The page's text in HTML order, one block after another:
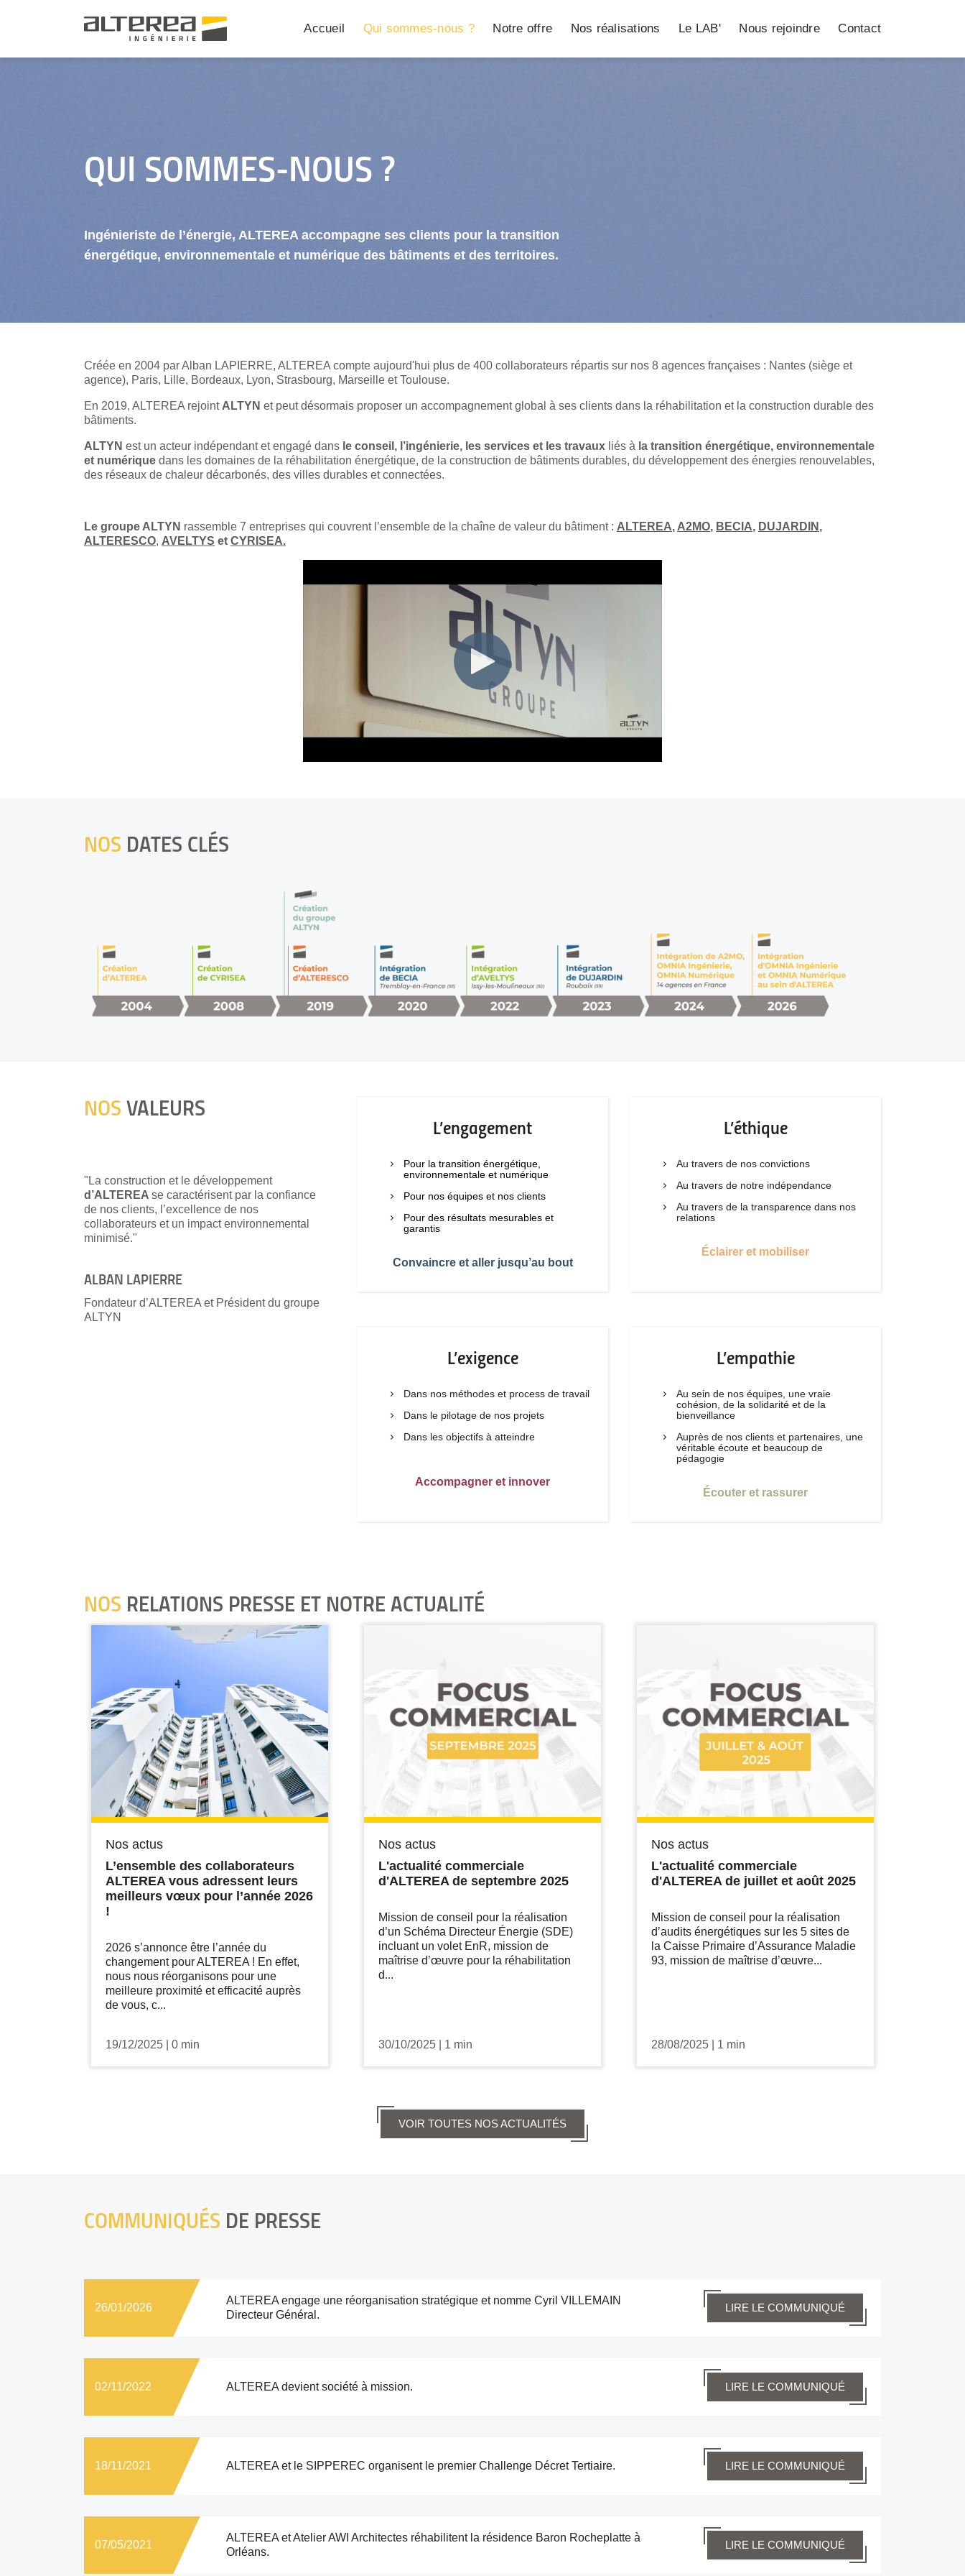
Accueil Qui sommes-nous ? Notre offre Nos réalisations Le LAB' Nous rejoindre Contact
QUI SOMMES-NOUS ?
Ingénieriste de l’énergie, ALTEREA accompagne ses clients pour la transition
énergétique, environnementale et numérique des bâtiments et des territoires.
Créée en 2004 par Alban LAPIERRE, ALTEREA compte aujourd'hui plus de 400 collaborateurs répartis sur nos 8 agences françaises : Nantes (siège et
agence), Paris, Lille, Bordeaux, Lyon, Strasbourg, Marseille et Toulouse.
En 2019, ALTEREA rejoint ALTYN et peut désormais proposer un accompagnement global à ses clients dans la réhabilitation et la construction durable des
bâtiments.
ALTYN est un acteur indépendant et engagé dans le conseil, l’ingénierie, les services et les travaux liés à la transition énergétique, environnementale
et numérique dans les domaines de la réhabilitation énergétique, de la construction de bâtiments durables, du développement des énergies renouvelables,
des réseaux de chaleur décarbonés, des villes durables et connectées.
Le groupe ALTYN rassemble 7 entreprises qui couvrent l’ensemble de la chaîne de valeur du bâtiment : ALTEREA, A2MO, BECIA, DUJARDIN ,
ALTERESCO, AVELTYS et CYRISEA.
NOS DATES CLÉS
NOS VALEURS
"La construction et le développement
d’ALTEREA se caractérisent par la confiance
de nos clients, l’excellence de nos
collaborateurs et un impact environnemental
minimisé."
ALBAN LAPIERRE
Fondateur d’ALTEREA et Président du groupe
ALTYN
L’engagement
Pour la transition énergétique,
environnementale et numérique
Pour nos équipes et nos clients
Pour des résultats mesurables et
garantis
Convaincre et aller jusqu’au bout
L’éthique
Au travers de nos convictions
Au travers de notre indépendance
Au travers de la transparence dans nos
relations
Éclairer et mobiliser
L’exigence
Dans nos méthodes et process de travail
Dans le pilotage de nos projets
Dans les objectifs à atteindre
Accompagner et innover
L’empathie
Au sein de nos équipes, une vraie
cohésion, de la solidarité et de la
bienveillance
Auprès de nos clients et partenaires, une
véritable écoute et beaucoup de
pédagogie
Écouter et rassurer
NOS RELATIONS PRESSE ET NOTRE ACTUALITÉ
Nos actus
L’ensemble des collaborateurs
ALTEREA vous adressent leurs
meilleurs vœux pour l’année 2026
!
2026 s’annonce être l’année du
changement pour ALTEREA ! En effet,
nous nous réorganisons pour une
meilleure proximité et efficacité auprès
de vous, c...
19/12/2025 0 min
Nos actus
L'actualité commerciale
d'ALTEREA de septembre 2025
Mission de conseil pour la réalisation
d’un Schéma Directeur Énergie (SDE)
incluant un volet EnR, mission de
maîtrise d’œuvre pour la réhabilitation
d...
30/10/2025 1 min
Nos actus
L'actualité commerciale
d'ALTEREA de juillet et août 2025
Mission de conseil pour la réalisation
d’audits énergétiques sur les 5 sites de
la Caisse Primaire d’Assurance Maladie
93, mission de maîtrise d’œuvre...
28/08/2025 1 min
VOIR TOUTES NOS ACTUALITÉS
COMMUNIQUÉS DE PRESSE
26/01/2026
ALTEREA engage une réorganisation stratégique et nomme Cyril VILLEMAIN
Directeur Général.
LIRE LE COMMUNIQUÉ
02/11/2022 ALTEREA devient société à mission. LIRE LE COMMUNIQUÉ
18/11/2021 ALTEREA et le SIPPEREC organisent le premier Challenge Décret Tertiaire. LIRE LE COMMUNIQUÉ
07/05/2021
ALTEREA et Atelier AWI Architectes réhabilitent la résidence Baron Rocheplatte à
Orléans.
LIRE LE COMMUNIQUÉ